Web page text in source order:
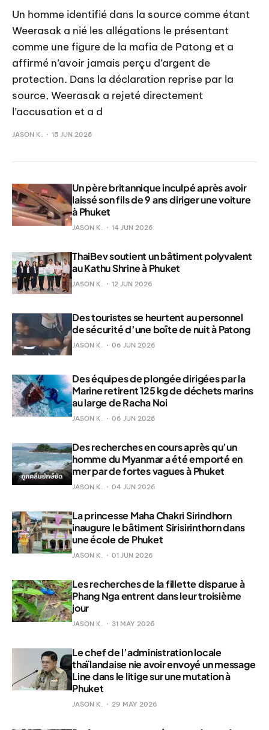
Un homme identifié dans la source comme étant
Weerasak a nié les allégations le présentant
comme une figure de la mafia de Patong et a
affirmé n’avoir jamais perçu d’argent de
protection. Dans la déclaration reprise par la
source, Weerasak a rejeté directement
l’accusation et a d
JASON K. 15 JUN 2026
Un père britannique inculpé après avoir
laissé son fils de 9 ans diriger une voiture
à Phuket
JASON K. 14 JUN 2026
ThaiBev soutient un bâtiment polyvalent
au Kathu Shrine à Phuket
JASON K. 12 JUN 2026
Des touristes se heurtent au personnel
de sécurité d’une boîte de nuit à Patong
JASON K. 06 JUN 2026
Des équipes de plongée dirigées par la
Marine retirent 125 kg de déchets marins
au large de Racha Noi
JASON K. 06 JUN 2026
Des recherches en cours après qu’un
homme du Myanmar a été emporté en
mer par de fortes vagues à Phuket
JASON K. 04 JUN 2026
La princesse Maha Chakri Sirindhorn
inaugure le bâtiment Sirisirinthorn dans
une école de Phuket
JASON K. 01 JUN 2026
Les recherches de la fillette disparue à
Phang Nga entrent dans leur troisième
jour
JASON K. 31 MAY 2026
Le chef de l’administration locale
thaïlandaise nie avoir envoyé un message
Line dans le litige sur une mutation à
Phuket
JASON K. 29 MAY 2026